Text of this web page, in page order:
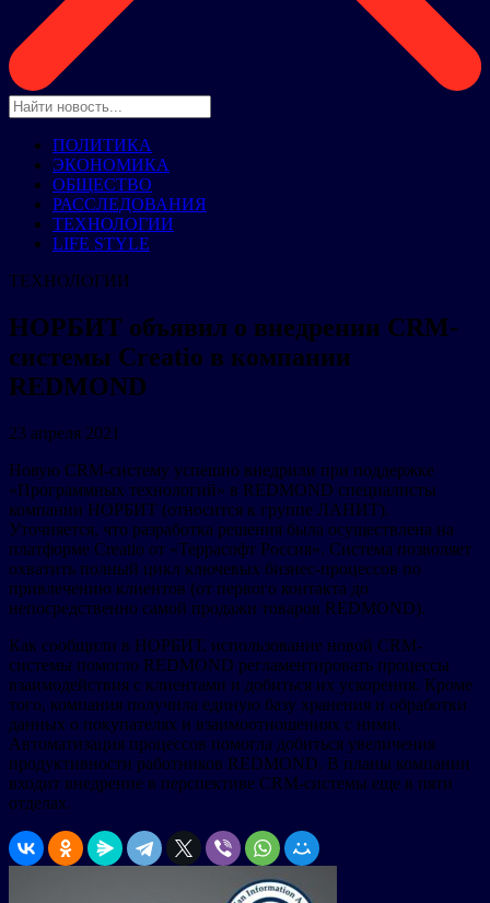
ПОЛИТИКА
ЭКОНОМИКА
ОБЩЕСТВО
РАССЛЕДОВАНИЯ
ТЕХНОЛОГИИ
LIFE STYLE
ТЕХНОЛОГИИ
НОРБИТ объявил о внедрении CRM-
системы Creatio в компании
REDMOND
23 апреля 2021
Новую CRM-систему успешно внедрили при поддержке
«Программных технологий» в REDMOND специалисты
компании НОРБИТ (относится к группе ЛАНИТ).
Уточняется, что разработка решения была осуществлена на
платформе Creatio от «Террасофт Россия». Система позволяет
охватить полный цикл ключевых бизнес-процессов по
привлечению клиентов (от первого контакта до
непосредственно самой продажи товаров REDMOND).
Как сообщили в НОРБИТ, использование новой CRM-
системы помогло REDMOND регламентировать процессы
взаимодействия с клиентами и добиться их ускорения. Кроме
того, компания получила единую базу хранения и обработки
данных о покупателях и взаимоотношениях с ними.
Автоматизация процессов помогла добиться увеличения
продуктивности работников REDMOND. В планы компании
входит внедрение в перспективе CRM-системы еще в пяти
отделах.